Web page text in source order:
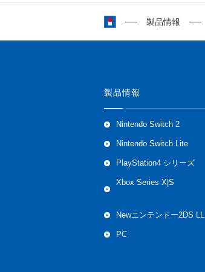
製品情報
製品情報
Nintendo Switch 2
Nintendo Switch Lite
PlayStation4 シリーズ
Xbox Series X|S
Newニンテンドー2DS LL
PC